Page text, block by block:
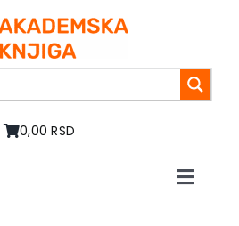
0,00 RSD
Toggle